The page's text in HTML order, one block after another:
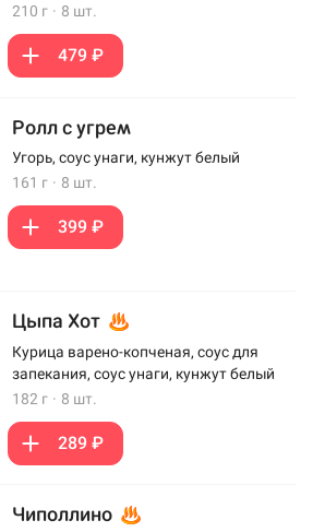
210 г · 8 шт.
479 ₽
Ролл с угрем
Угорь, соус унаги, кунжут белый
161 г · 8 шт.
399 ₽
Цыпа Хот
Курица варено-копченая, соус для
запекания, соус унаги, кунжут белый
182 г · 8 шт.
289 ₽
Чиполлино